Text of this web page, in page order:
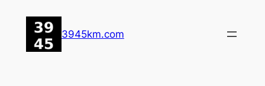
contenu
3945km.com